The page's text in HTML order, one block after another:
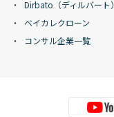
Dirbato（ディルバート）
ベイカレクローン
コンサル企業一覧